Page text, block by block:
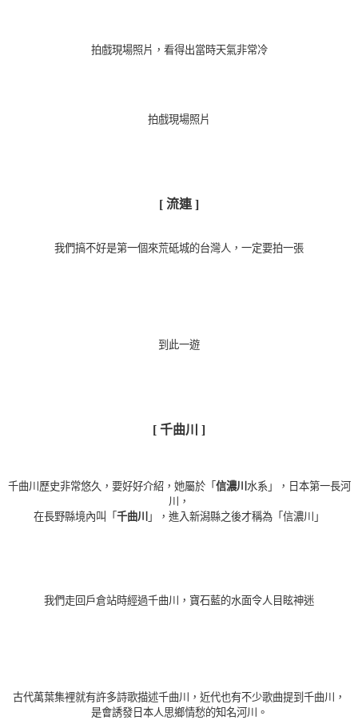
拍戲現場照片，看得出當時天氣非常冷
拍戲現場照片
[ 流連 ]
我們搞不好是第一個來荒砥城的台灣人，一定要拍一張
到此一遊
[ 千曲川 ]
千曲川歷史非常悠久，要好好介紹，她屬於「 信濃川 水系」，日本第一長河
川
，
在長野縣境內叫「 千曲川 」，進入新潟縣之後才稱為「信濃川」
我們走回戶倉站時經過千曲川，寶石藍的水面令人目眩神迷
古代萬葉集裡就有許多詩歌描述千曲川，近代也有不少歌曲提到千曲川
，
是會誘發日本人思鄉情愁的知名河川。